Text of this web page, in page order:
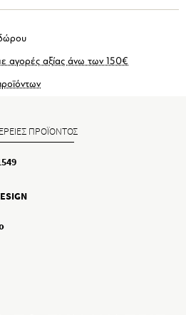
αγορές αξίας άνω των 150€
ΠΡΟΪΟΝΤΟΣ